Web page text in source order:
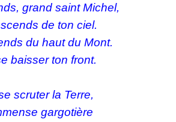
grand saint Michel,
de ton ciel.
du haut du Mont.
baisser ton front.
scruter la Terre,
gargotière